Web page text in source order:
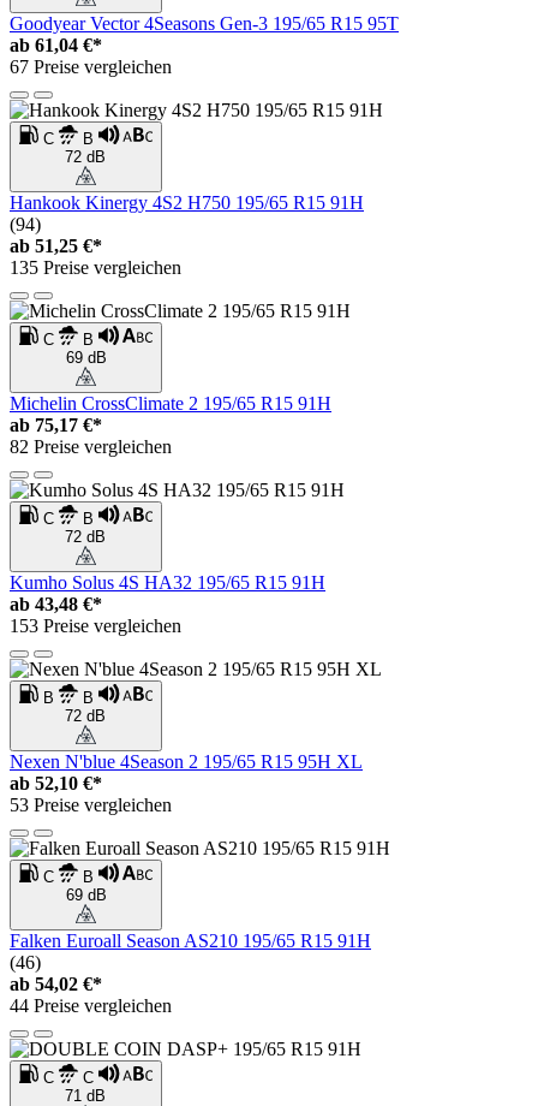
Goodyear Vector 4Seasons Gen-3 195/65 R15 95T
ab 61,04 €*
67 Preise vergleichen
C
B
72 dB
Hankook Kinergy 4S2 H750 195/65 R15 91H
(94)
ab 51,25 €*
135 Preise vergleichen
C
B
69 dB
Michelin CrossClimate 2 195/65 R15 91H
ab 75,17 €*
82 Preise vergleichen
C
B
72 dB
Kumho Solus 4S HA32 195/65 R15 91H
ab 43,48 €*
153 Preise vergleichen
B
B
72 dB
Nexen N'blue 4Season 2 195/65 R15 95H XL
ab 52,10 €*
53 Preise vergleichen
C
B
69 dB
Falken Euroall Season AS210 195/65 R15 91H
(46)
ab 54,02 €*
44 Preise vergleichen
C
C
71 dB